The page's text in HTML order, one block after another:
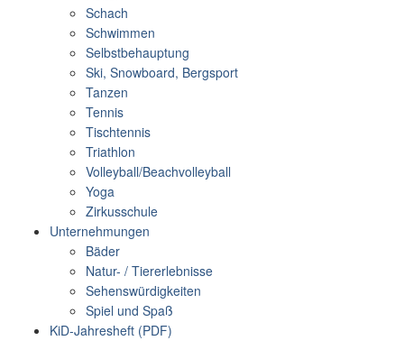
Schach
Schwimmen
Selbstbehauptung
Ski, Snowboard, Bergsport
Tanzen
Tennis
Tischtennis
Triathlon
Volleyball/Beachvolleyball
Yoga
Zirkusschule
Unternehmungen
Bäder
Natur- / Tiererlebnisse
Sehenswürdigkeiten
Spiel und Spaß
KiD-Jahresheft (PDF)